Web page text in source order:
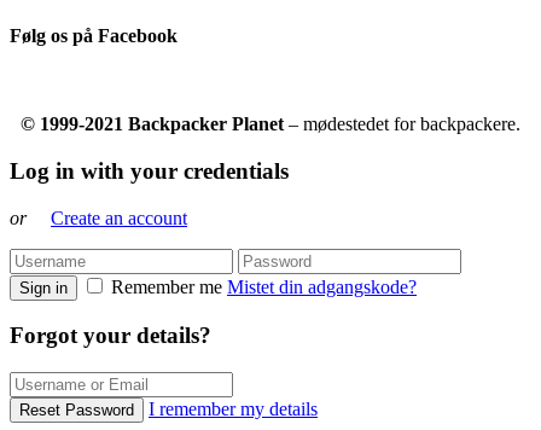
Følg os på Facebook
© 1999-2021 Backpacker Planet – mødestedet for backpackere.
Log in with your credentials
or Create an account
Sign in Remember me Mistet din adgangskode?
Forgot your details?
Reset Password I remember my details